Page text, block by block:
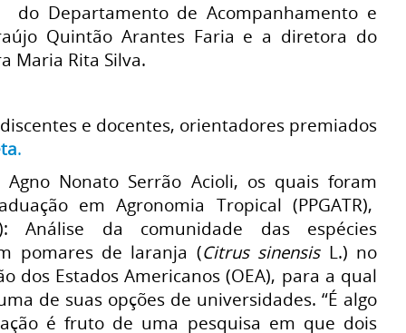
Departamento de Acompanhamento e
Quintão Arantes Faria e a diretora do
Maria Rita Silva.
e docentes, orientadores premiados
.
Nonato Serrão Acioli, os quais foram
em Agronomia Tropical (PPGATR),
Análise da comunidade das espécies
pomares de laranja (Citrus sinensis L.) no
dos Estados Americanos (OEA), para a qual
de suas opções de universidades. “É algo
é fruto de uma pesquisa em que dois